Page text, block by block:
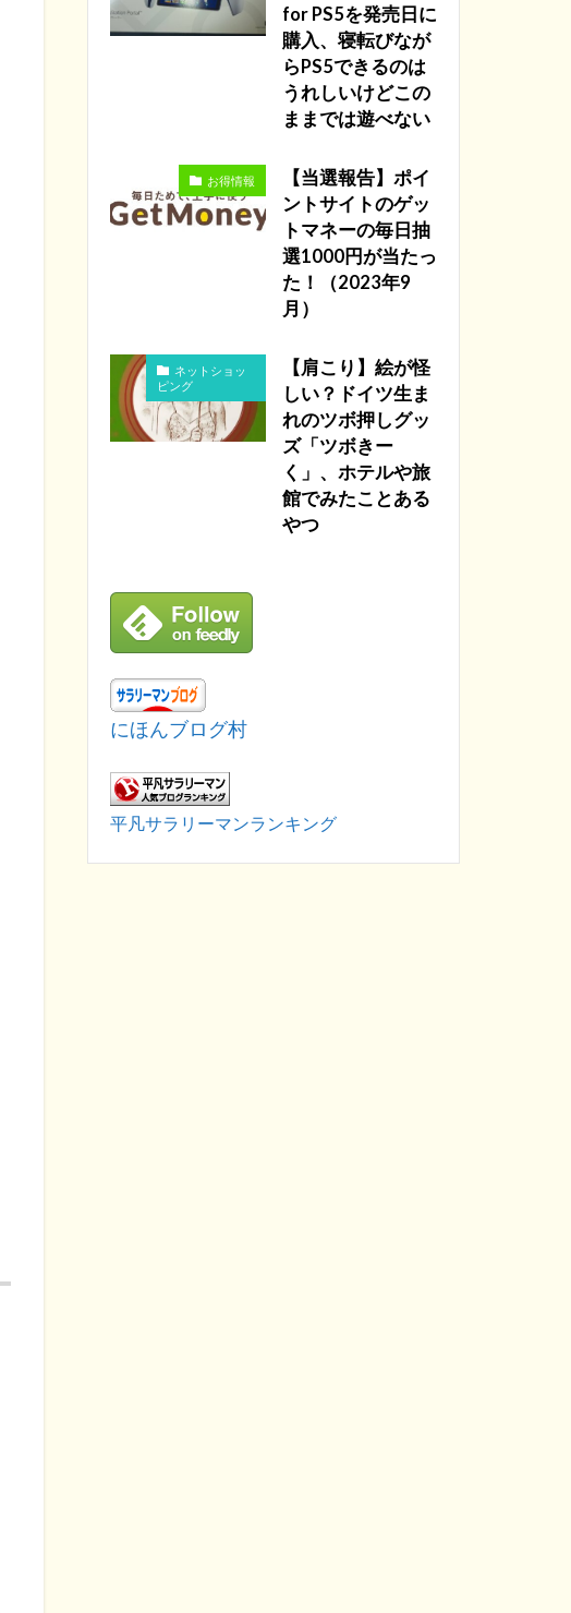
for PS5を発売日に
購入、寝転びなが
らPS5できるのは
うれしいけどこの
ままでは遊べない
お得情報
【当選報告】ポイ
ントサイトのゲッ
トマネーの毎日抽
選1000円が当たっ
た！（2023年9
月）
ネットショッ
ピング
【肩こり】絵が怪
しい？ドイツ生ま
れのツボ押しグッ
ズ「ツボきー
く」、ホテルや旅
館でみたことある
やつ
にほんブログ村
平凡サラリーマンランキング